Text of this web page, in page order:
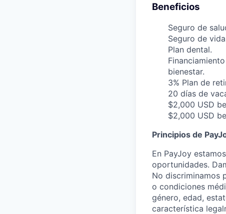
Beneficios
Seguro de
Seguro de
Plan dental.
bienestar.
3% Plan de
20 días de
$2,000 USD
$2,000 USD
Principios de
En PayJoy
oportunidades.
No discriminamos
o condiciones
género, edad,
característica